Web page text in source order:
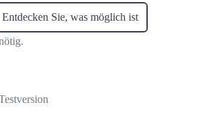
Entdecken Sie, was möglich ist